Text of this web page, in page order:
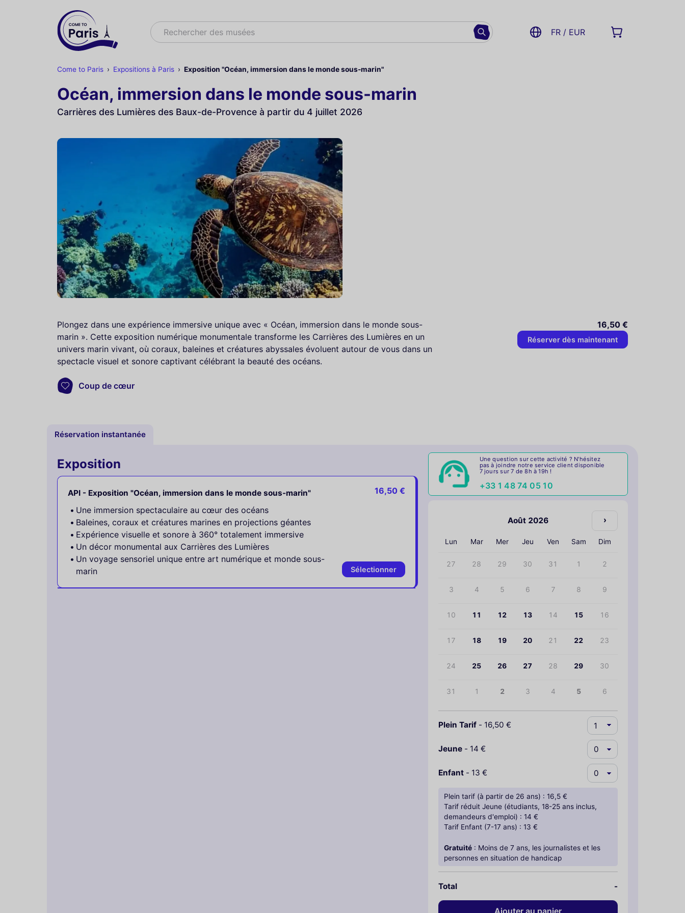
Rechercher
Rechercher des musées FR / EUR
Come to Paris Expositions à Paris Exposition "Océan, immersion dans le monde sous-marin"
Océan, immersion dans le monde sous-marin
Carrières des Lumières des Baux-de-Provence à partir du 4 juillet 2026
Plongez dans une expérience immersive unique avec « Océan, immersion dans le monde sous-
marin ». Cette exposition numérique monumentale transforme les Carrières des Lumières en un
univers marin vivant, où coraux, baleines et créatures abyssales évoluent autour de vous dans un
spectacle visuel et sonore captivant célébrant la beauté des océans.
Coup de cœur
16,50 €
Réserver dès maintenant
Une question sur cette activité ? N'hésitez
pas à joindre notre service client disponible
7 jours sur 7 de 8h à 19h !
+33 1 48 74 05 10
Réservation instantanée
Exposition
API - Exposition "Océan, immersion dans le monde sous-marin"
Une immersion spectaculaire au cœur des océans
Baleines, coraux et créatures marines en projections géantes
Expérience visuelle et sonore à 360° totalement immersive
Un décor monumental aux Carrières des Lumières
Un voyage sensoriel unique entre art numérique et monde sous-
marin
16,50 €
Sélectionner
Août 2026 ›
Lun Mar Mer Jeu Ven Sam Dim
27 28 29 30 31 1 2
3 4 5 6 7 8 9
10 11 12 13 14 15 16
17 18 19 20 21 22 23
24 25 26 27 28 29 30
31 1 2 3 4 5 6
Plein Tarif - 16,50 €
Jeune - 14 €
Enfant - 13 €
Plein tarif (à partir de 26 ans) : 16,5 €
Tarif réduit Jeune (étudiants, 18-25 ans inclus,
demandeurs d'emploi) : 14 €
Tarif Enfant (7-17 ans) : 13 €
Gratuité : Moins de 7 ans, les journalistes et les
personnes en situation de handicap
Total -